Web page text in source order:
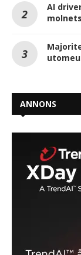
AI
ANNONS